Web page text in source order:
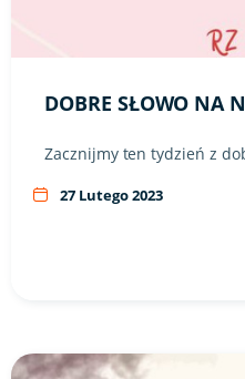
DOBRE SŁOWO NA
Zacznijmy ten tydzień z
27 Lutego 2023
Link do artykułu "Środa